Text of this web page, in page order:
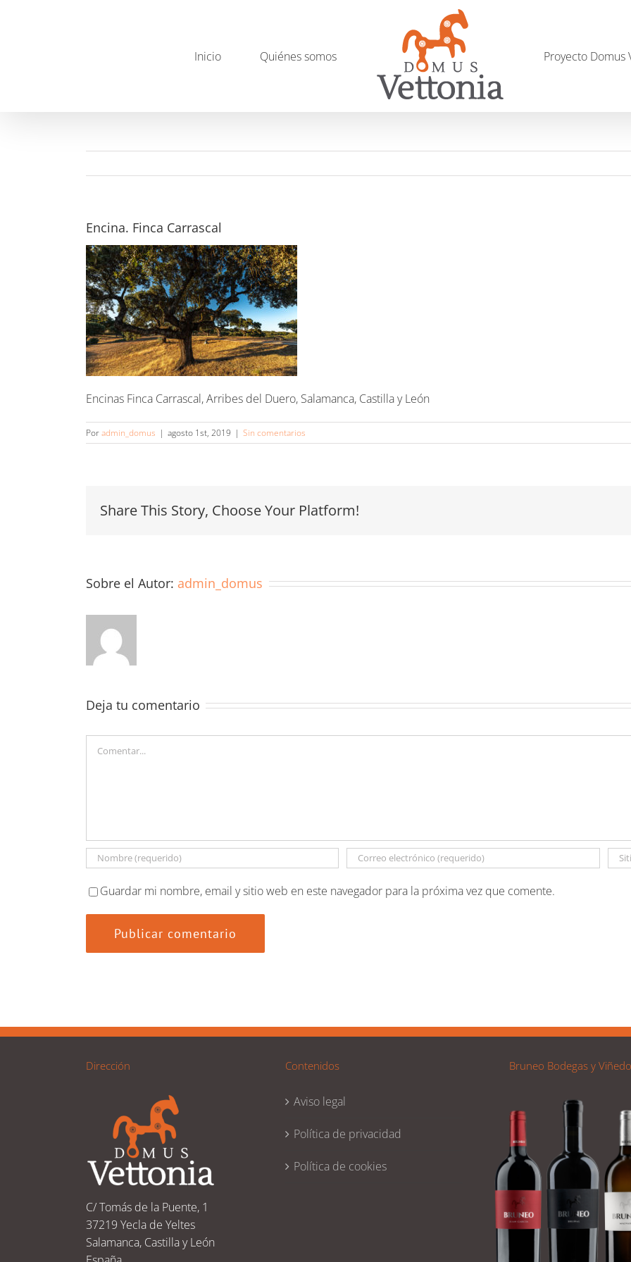
Inicio
Quiénes somos Proyecto Domus
Encina. Finca Carrascal
Encinas Finca Carrascal, Arribes del Duero, Salamanca, Castilla y León
Poradmin_domus | agosto 1st, 2019 | Sin comentarios
Share This Story, Choose Your Platform!
Sobre el Autor: admin_domus
Deja tu comentario
Guardar mi nombre, email y sitio web en este navegador para la próxima vez que comente.
Dirección
C/ Tomás de la Puente, 1
37219 Yecla de Yeltes
Salamanca, Castilla y León
Contenidos
Aviso legal
Política de privacidad
Política de cookies
Bruneo Bodegas y